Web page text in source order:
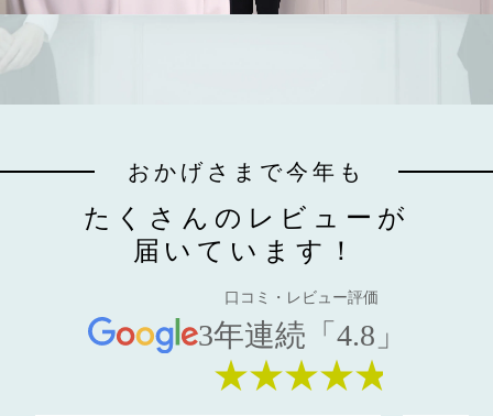
おかげさまで今年も
たくさんのレビューが
届いています！
口コミ・レビュー評価
3年連続「4.8」
★★★★★